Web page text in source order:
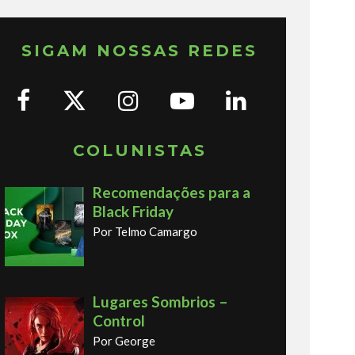
SIGAM NOSSAS REDES
COLUNISTAS
Recomendações para a
Black Friday
Por Telmo Camargo
Lugares Sombrios –
Control
Por George